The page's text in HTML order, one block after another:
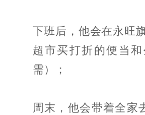
下班后，他会在永旺
超市买打折的便当
需）；
周末，他会带着全家